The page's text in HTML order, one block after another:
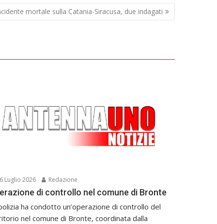
mortale sulla Catania-Siracusa, due indagati
Luglio 2026 Redazione
di controllo nel comune di Bronte
ha condotto un’operazione di controllo del
nel comune di Bronte, coordinata dalla